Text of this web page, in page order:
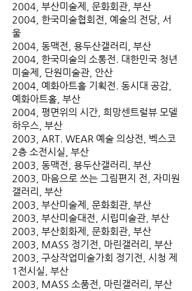
2004, 부산미술제, 문화회관, 부산
2004, 한국미술협회전, 예술의 전당, 서
울
2004, 동맥전, 용두산갤러리, 부산
2004, 한국미술의 소통전. 대한민국 청년
미술제, 단원미술관, 안산
2004, 예화아트홀 기획전. 동시대 공감,
예화아트홀, 부산
2004, 평면위의 시간, 희망센트럴뷰 모델
하우스, 부산
2003, ART. WEAR 예술 의상전, 벡스코
2층 소전시실, 부산
2003, 동맥전, 용두산갤러리, 부산
2003, 마음으로 쓰는 그림편지 전, 자미원
갤러리, 부산
2003, 부산미술제, 문화회관, 부산
2003, 부산미술대전, 시립미술관, 부산
2003, 부산회화제, 문화회관, 부산
2003, MASS 정기전, 마린갤러리, 부산
2003, 구상작업미술가회 정기전, 시청 제
1전시실, 부산
2003, MASS 소품전, 마린갤러리, 부산